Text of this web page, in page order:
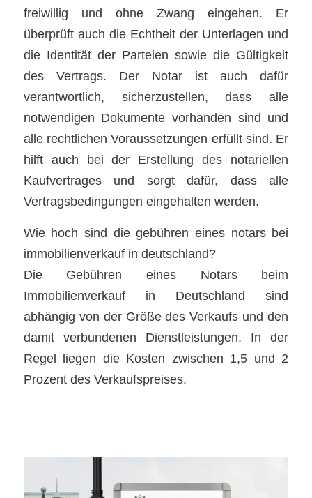
freiwillig und ohne Zwang eingehen. Er
überprüft auch die Echtheit der Unterlagen und
die Identität der Parteien sowie die Gültigkeit
des Vertrags. Der Notar ist auch dafür
verantwortlich, sicherzustellen, dass alle
notwendigen Dokumente vorhanden sind und
alle rechtlichen Voraussetzungen erfüllt sind. Er
hilft auch bei der Erstellung des notariellen
Kaufvertrages und sorgt dafür, dass alle
Vertragsbedingungen eingehalten werden.
Wie hoch sind die gebühren eines notars bei
immobilienverkauf in deutschland?
Die Gebühren eines Notars beim
Immobilienverkauf in Deutschland sind
abhängig von der Größe des Verkaufs und den
damit verbundenen Dienstleistungen. In der
Regel liegen die Kosten zwischen 1,5 und 2
Prozent des Verkaufspreises.